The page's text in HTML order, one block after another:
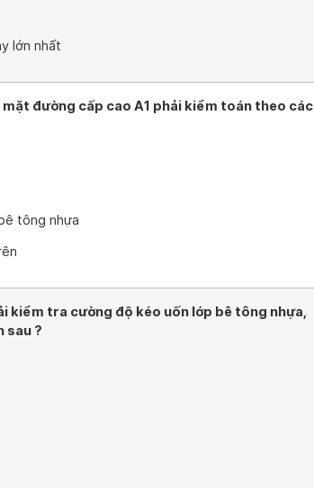
lớn nhất
đường cấp cao A1 phải kiểm toán theo các
tông nhựa
kiểm tra cường độ kéo uốn lớp bê tông nhựa,
sau ?